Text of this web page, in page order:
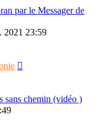
par le Messager de
2021 23:59
sans chemin (vidéo )